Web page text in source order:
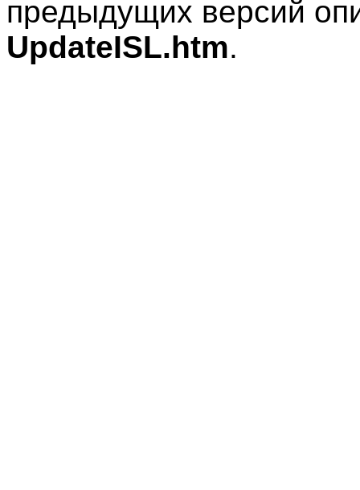
предыдущих версий
UpdateISL.htm.